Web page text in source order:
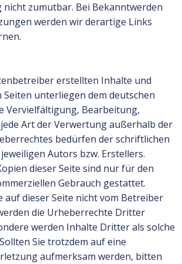
nicht zumutbar. Bei Bekanntwerden
werden wir derartige Links
erstellten Inhalte und
Seiten unterliegen dem deutschen
Vervielfältigung, Bearbeitung,
Art der Verwertung außerhalb der
bedürfen der schriftlichen
Autors bzw. Erstellers.
dieser Seite sind nur für den
Gebrauch gestattet.
auf dieser Seite nicht vom Betreiber
die Urheberrechte Dritter
werden Inhalte Dritter als solche
Sie trotzdem auf eine
aufmerksam werden, bitten